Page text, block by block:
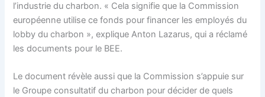
l’industrie du charbon. « Cela signifie que la Commission
européenne utilise ce fonds pour financer les employés du
lobby du charbon », explique Anton Lazarus, qui a réclamé
les documents pour le BEE.
Le document révèle aussi que la Commission s’appuie sur
le Groupe consultatif du charbon pour décider de quels